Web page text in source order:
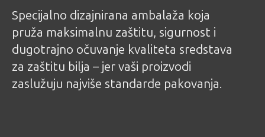
Specijalno dizajnirana ambalaža koja
pruža maksimalnu zaštitu, sigurnost i
dugotrajno očuvanje kvaliteta sredstava
za zaštitu bilja – jer vaši proizvodi
zaslužuju najviše standarde pakovanja.